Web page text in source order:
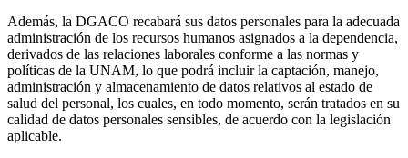
Además, la DGACO recabará sus datos personales para la adecuada
administración de los recursos humanos asignados a la dependencia,
derivados de las relaciones laborales conforme a las normas y
políticas de la UNAM, lo que podrá incluir la captación, manejo,
administración y almacenamiento de datos relativos al estado de
salud del personal, los cuales, en todo momento, serán tratados en su
calidad de datos personales sensibles, de acuerdo con la legislación
aplicable.